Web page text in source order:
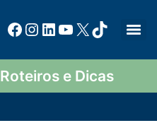
Roteiros e Dicas